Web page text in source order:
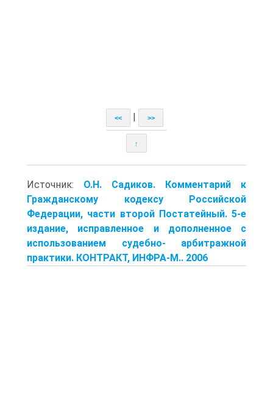
<< >>
↑
Источник: О.Н. Садиков. Комментарий к
Гражданскому кодексу Российской
Федерации, части второй Постатейный. 5-е
издание, исправленное и дополненное с
использованием судебно- арбитражной
практики. КОНТРАКТ, ИНФРА-М.. 2006